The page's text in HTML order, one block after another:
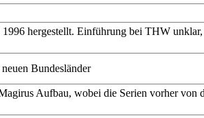
hergestellt. Einführung bei THW
Bundesländer
Aufbau, wobei die Serien vorher